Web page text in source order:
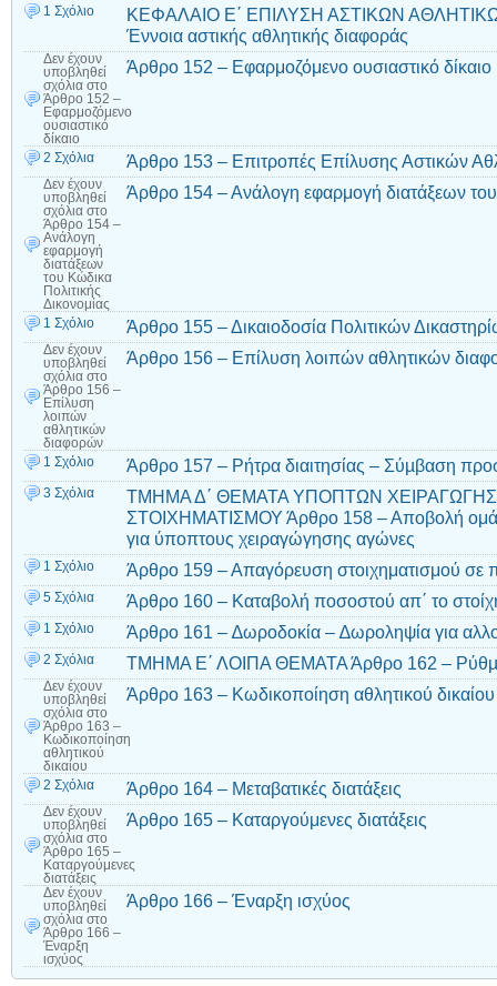
1 Σχόλιο
ΚΕΦΑΛΑΙΟ Ε΄ ΕΠΙΛΥΣΗ ΑΣΤΙΚΩΝ
Έννοια αστικής αθλητικής διαφοράς
Δεν έχουν
υποβληθεί
σχόλια στο
Άρθρο 152 –
Εφαρμοζόμενο
ουσιαστικό
δίκαιο
Άρθρο 152 – Εφαρμοζόμενο ουσιαστικό δίκαιο
2 Σχόλια Άρθρο 153 – Επιτροπές Επίλυσης Αστικών
Δεν έχουν
υποβληθεί
σχόλια στο
Άρθρο 154 –
Ανάλογη
εφαρμογή
διατάξεων
του Κώδικα
Πολιτικής
Δικονομίας
Άρθρο 154 – Ανάλογη εφαρμογή διατάξεων του
1 Σχόλιο Άρθρο 155 – Δικαιοδοσία Πολιτικών
Δεν έχουν
υποβληθεί
σχόλια στο
Άρθρο 156 –
Επίλυση
λοιπών
αθλητικών
διαφορών
Άρθρο 156 – Επίλυση λοιπών αθλητικών
1 Σχόλιο Άρθρο 157 – Ρήτρα διαιτησίας – Σύµβαση
3 Σχόλια
ΤΜΗΜΑ Δ΄ ΘΕΜΑΤΑ ΥΠΟΠΤΩΝ
ΣΤΟΙΧΗΜΑΤΙΣΜΟΥ Άρθρο 158 – Αποβολή
για ύποπτους χειραγώγησης αγώνες
1 Σχόλιο Άρθρο 159 – Απαγόρευση στοιχηματισμού σε
5 Σχόλια Άρθρο 160 – Καταβολή ποσοστού απ΄ το
1 Σχόλιο Άρθρο 161 – ∆ωροδοκία – ∆ωροληψία για
2 Σχόλια ΤΜΗΜΑ Ε΄ ΛΟΙΠΑ ΘΕΜΑΤΑ Άρθρο 162 –
Δεν έχουν
υποβληθεί
σχόλια στο
Άρθρο 163 –
Κωδικοποίηση
αθλητικού
δικαίου
Άρθρο 163 – Κωδικοποίηση αθλητικού δικαίου
2 Σχόλια Άρθρο 164 – Μεταβατικές διατάξεις
Δεν έχουν
υποβληθεί
σχόλια στο
Άρθρο 165 –
Καταργούμενες
διατάξεις
Άρθρο 165 – Καταργούμενες διατάξεις
Δεν έχουν
υποβληθεί
σχόλια στο
Άρθρο 166 –
Έναρξη
ισχύος
Άρθρο 166 – Έναρξη ισχύος